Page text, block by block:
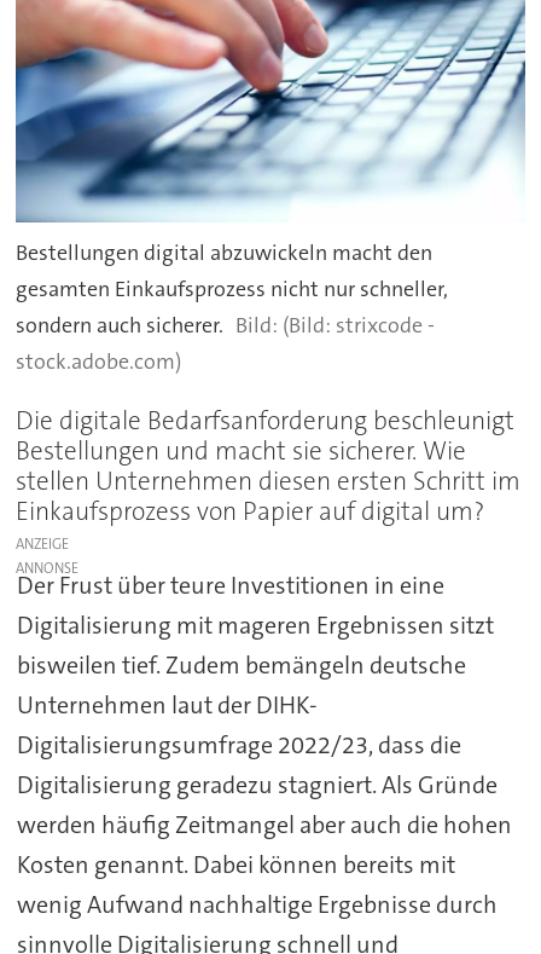
Bestellungen digital abzuwickeln macht den
gesamten Einkaufsprozess nicht nur schneller,
sondern auch sicherer.
(Bild: strixcode -
stock.adobe.com)
Die digitale Bedarfsanforderung beschleunigt
Bestellungen und macht sie sicherer. Wie
stellen Unternehmen diesen ersten Schritt im
Einkaufsprozess von Papier auf digital um?
ANZEIGE
Der Frust über teure Investitionen in eine
Digitalisierung mit mageren Ergebnissen sitzt
bisweilen tief. Zudem bemängeln deutsche
Unternehmen laut der DIHK-
Digitalisierungsumfrage 2022/23, dass die
Digitalisierung geradezu stagniert. Als Gründe
werden häufig Zeitmangel aber auch die hohen
Kosten genannt. Dabei können bereits mit
wenig Aufwand nachhaltige Ergebnisse durch
sinnvolle Digitalisierung schnell und